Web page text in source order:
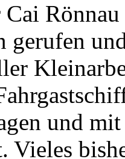
gerufen
und